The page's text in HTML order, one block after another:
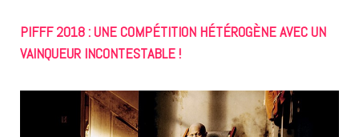
PIFFF 2018 : UNE COMPÉTITION HÉTÉROGÈNE AVEC UN
VAINQUEUR INCONTESTABLE !